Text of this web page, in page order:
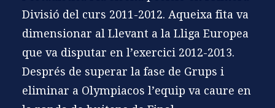
Search
Divisió del curs 2011-2012. Aqueixa fita va
dimensionar al Llevant a la Lliga Europea
que va disputar en l’exercici 2012-2013.
Després de superar la fase de Grups i
eliminar a Olympiacos l’equip va caure en